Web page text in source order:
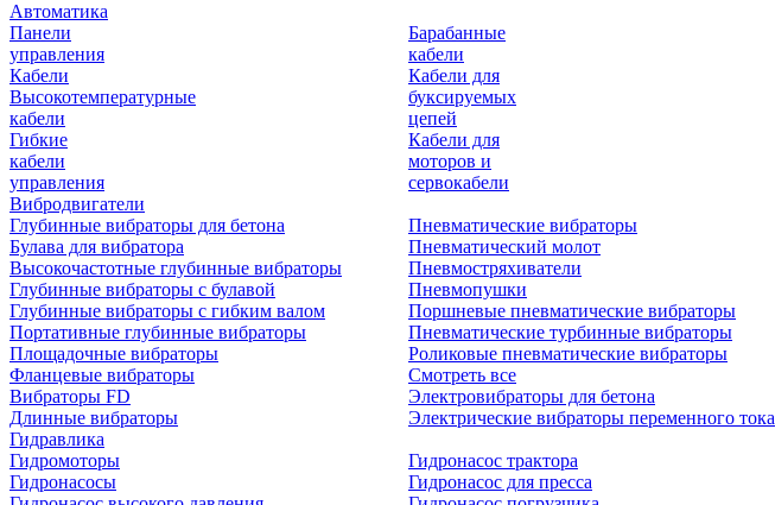
Автоматика
Панели
управления
Кабели
Высокотемпературные
кабели
Гибкие
кабели
управления
Барабанные
кабели
Кабели для
буксируемых
цепей
Кабели для
моторов и
сервокабели
Вибродвигатели
Глубинные вибраторы для бетона
Булава для вибратора
Высокочастотные глубинные вибраторы
Глубинные вибраторы с булавой
Глубинные вибраторы с гибким валом
Портативные глубинные вибраторы
Площадочные вибраторы
Фланцевые вибраторы
Вибраторы FD
Длинные вибраторы
Пневматические вибраторы
Пневматический молот
Пневмостряхиватели
Пневмопушки
Поршневые пневматические вибраторы
Пневматические турбинные вибраторы
Роликовые пневматические вибраторы
Смотреть все
Электровибраторы для бетона
Электрические вибраторы переменного тока
Гидравлика
Гидромоторы
Гидронасосы
Гидронасос трактора
Гидронасос для пресса